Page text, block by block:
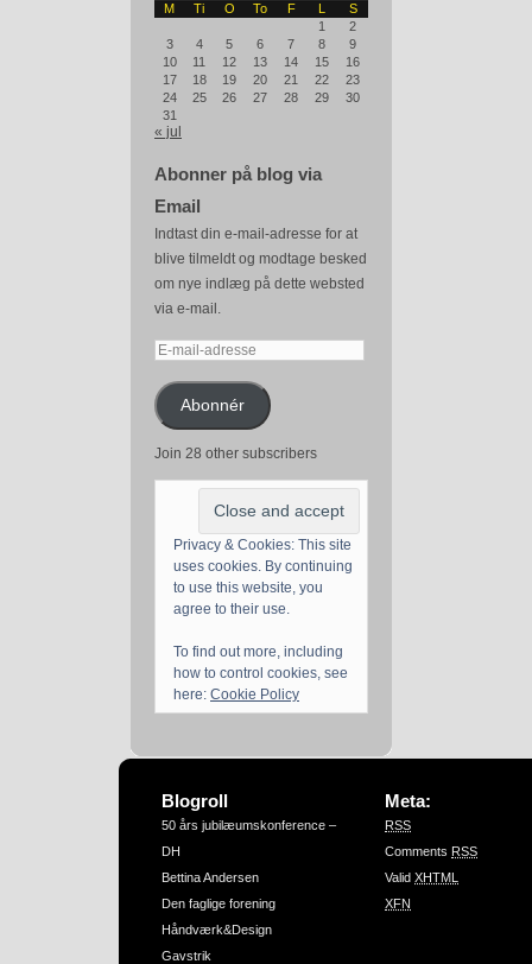
M
Ti O To F L
S
1
2
3
4 5 6 7 8
9
10
11 12 13 14 15
16
17
18 19 20 21 22
23
24
25 26 27 28 29
30
31
« jul
Abonner på blog via
Email
Indtast din e-mail-adresse for at
blive tilmeldt og modtage besked
om nye indlæg på dette websted
via e-mail.
E-
adresseAbonnér
Join 28 other subscribers
Privacy & Cookies: This site
uses cookies. By continuing
to use this website, you
agree to their use.
To find out more, including
how to control cookies, see
here: Cookie Policy
Blogroll
50 års jubilæumskonference –
DH
Bettina Andersen
Den faglige forening
Håndværk&Design
Gavstrik
Meta:
RSS
Comments RSS
Valid XHTML
XFN